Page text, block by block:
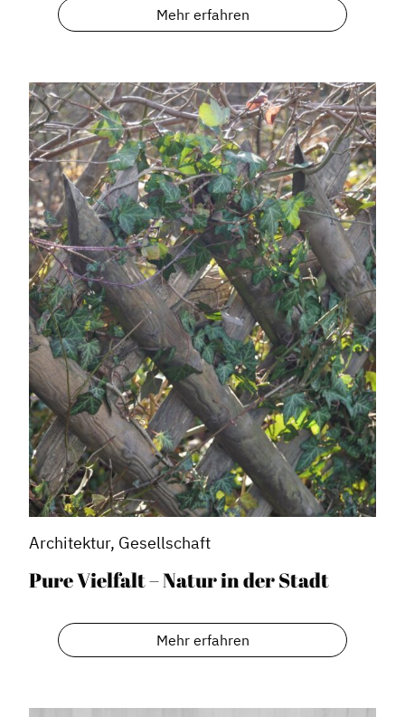
Mehr erfahren
Architektur, Gesellschaft
Pure Vielfalt – Natur in der Stadt
Mehr erfahren